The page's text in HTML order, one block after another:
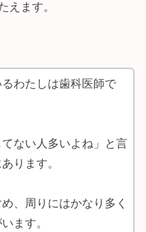
えます。
わたしは歯科医師で
てない人多いよね」と言
ります。
、周りにはかなり多く
ます。